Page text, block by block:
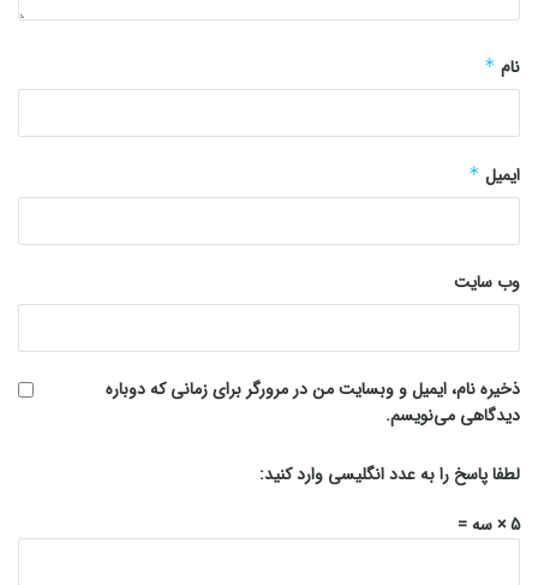
نام *
ایمیل *
وب‌ سایت
ذخیره نام، ایمیل و وبسایت من در مرورگر برای زمانی که دوباره
دیدگاهی می‌نویسم.
لطفا پاسخ را به عدد انگلیسی وارد کنید:
5 × سه =